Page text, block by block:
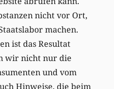
nicht vor Ort,
machen.
ist das Resultat
wir nicht nur die
und vom
Hinweise, die beim